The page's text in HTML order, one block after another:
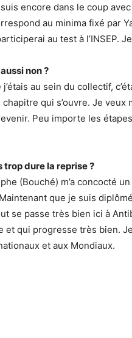
encore dans le coup
au minima fixé par
au test à l’INSEP.
non ?
au sein du collectif,
qui s’ouvre. Je veux
Peu importe les
trop dure la reprise ?
(Bouché) m’a concocté
que je suis
se passe très bien ici à
qui progresse très bien.
et aux Mondiaux.